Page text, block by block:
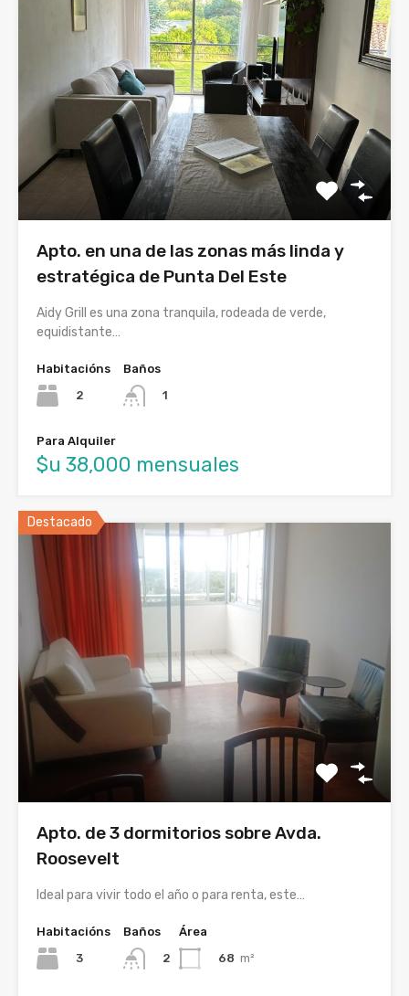
Apto. en una de las zonas más linda y
estratégica de Punta Del Este
Aidy Grill es una zona tranquila, rodeada de verde,
equidistante…
Habitacións
2
Baños
1
Para Alquiler
$u 38,000 mensuales
Destacado
Apto. de 3 dormitorios sobre Avda.
Roosevelt
Ideal para vivir todo el año o para renta, este…
Habitacións
3
Baños
2
Área
68 m²